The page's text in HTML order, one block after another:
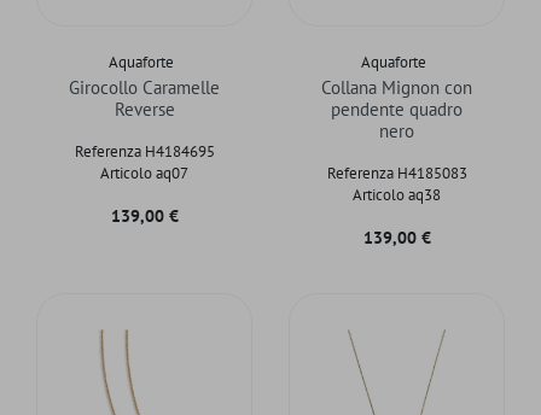
Aquaforte
Girocollo Caramelle
Reverse
Referenza H4184695
Articolo aq07
Prezzo
139,00 €
Aquaforte
Collana Mignon con
pendente quadro
nero
Referenza H4185083
Articolo aq38
Prezzo
139,00 €